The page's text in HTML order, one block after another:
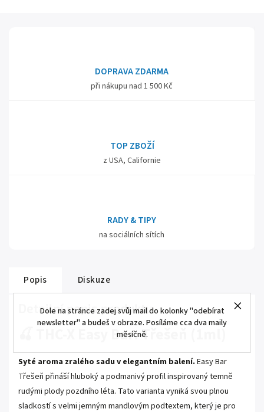
Dole na stránce zadej svůj mail do kolonky "odebírat
newsletter" a budeš v obraze. Posíláme cca dva maily
měsíčně.
DOPRAVA ZDARMA
při nákupu nad 1 500 Kč
TOP ZBOŽÍ
z USA, Californie
RADY & TIPY
na sociálních sítích
Popis Diskuze
Detailní popis produktu
🍒 THC-X Easy Bar: Třešeň (1ml)
Syté aroma zralého sadu v elegantním balení. Easy Bar
Třešeň přináší hluboký a podmanivý profil inspirovaný temně
rudými plody pozdního léta. Tato varianta vyniká svou plnou
sladkostí s velmi jemným mandlovým podtextem, který je pro